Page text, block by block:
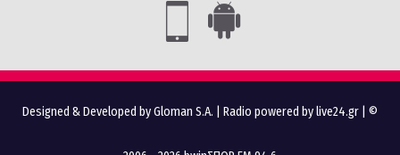
Designed & Developed by Gloman S.A. Radio powered by live24.gr | ©